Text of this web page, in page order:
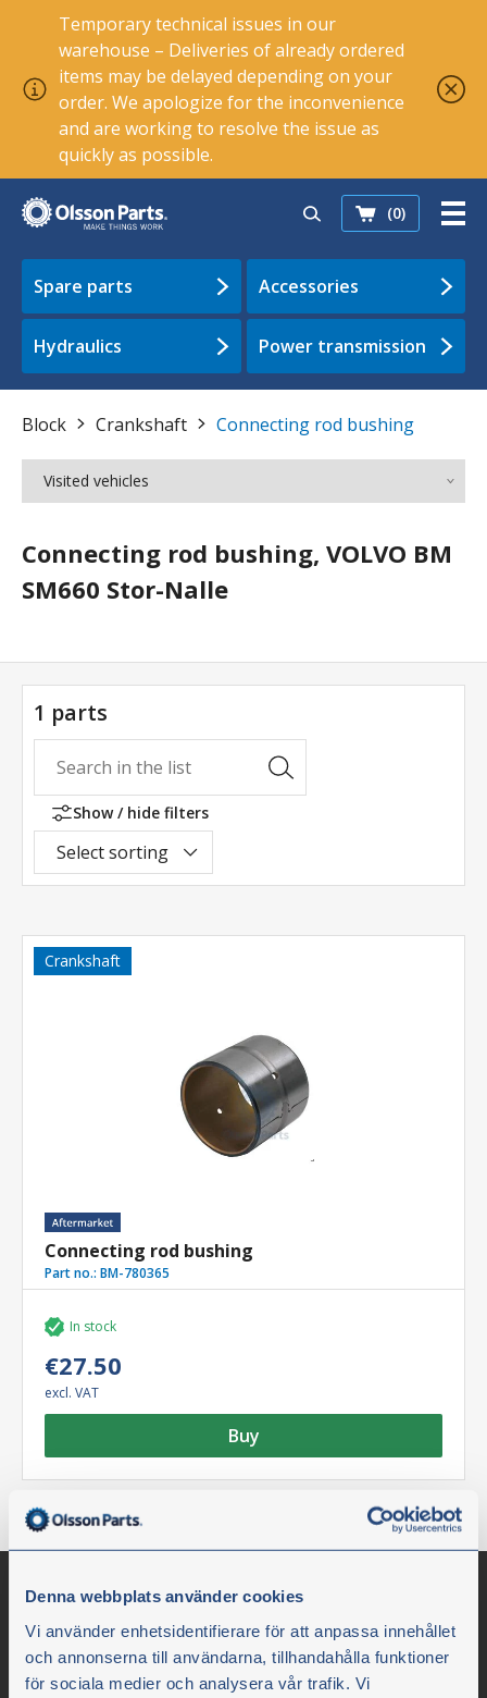
Denna webbplats använder cookies
Vi använder enhetsidentifierare för att anpassa innehållet
och annonserna till användarna, tillhandahålla funktioner
för sociala medier och analysera vår trafik. Vi
Temporary technical issues in our
warehouse – Deliveries of already ordered
items may be delayed depending on your
order. We apologize for the inconvenience
and are working to resolve the issue as
quickly as possible.
(0)
Spare parts Accessories
Hydraulics Power transmission
Block Crankshaft Connecting rod bushing
Visited vehicles
Connecting rod bushing, VOLVO BM
SM660 Stor-Nalle
1 parts
Show / hide filters
Select sorting
Crankshaft
Connecting rod bushing
Part no.: BM-780365
In stock
€27.50
excl. VAT
Buy